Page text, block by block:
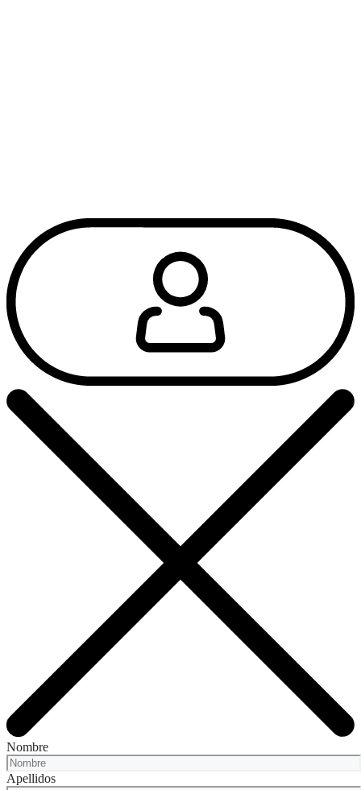
Nombre
Apellidos